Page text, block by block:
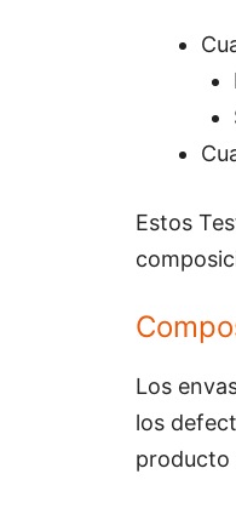
Estos
Los
los
producto